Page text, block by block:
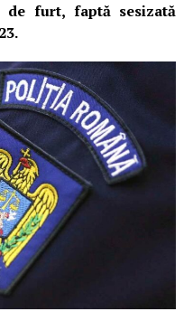
de furt, faptă sesizată